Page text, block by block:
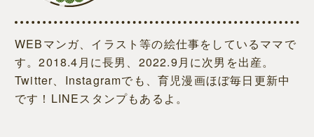
WEBマンガ、イラスト等の絵仕事をしているママで
す。2018.4月に長男、2022.9月に次男を出産。
Twitter、Instagramでも、育児漫画ほぼ毎日更新中
です！LINEスタンプもあるよ。